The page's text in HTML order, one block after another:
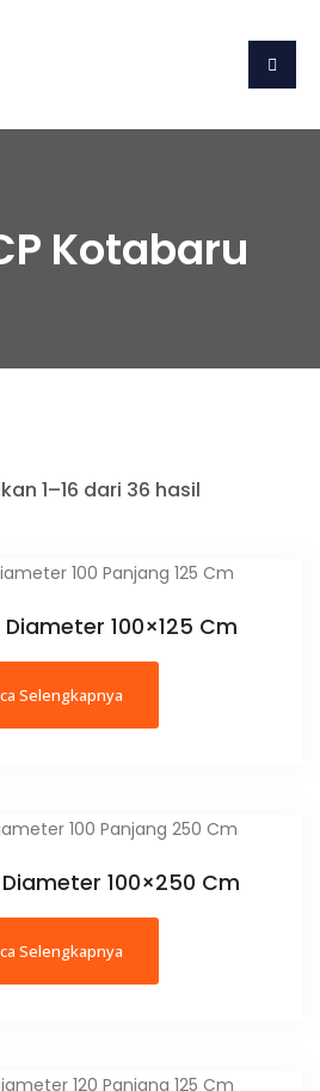
Kotabaru
1–16 dari 36 hasil
Diameter 100×125 Cm
Selengkapnya
100×250 Cm
Selengkapnya